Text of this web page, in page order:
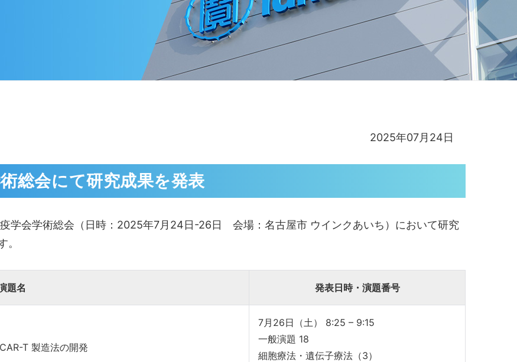
2025年07月24日
総会にて研究成果を発表
学会学術総会（日時：2025年7月24日-26日 会場：名古屋市 ウインクあいち）において研究
。
題名 発表日時・演題番号
T 製造法の開発
7月26日（土） 8:25 – 9:15
一般演題 18
細胞療法・遺伝子療法（3）